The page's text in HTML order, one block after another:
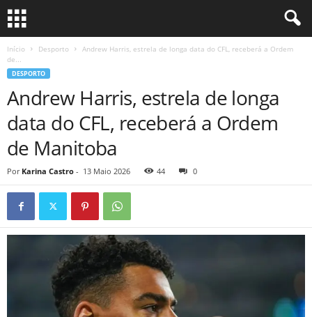
Início Desporto
Andrew Harris, estrela de longa data do CFL, receberá a Ordem
de...
DESPORTO
Andrew Harris, estrela de longa
data do CFL, receberá a Ordem
de Manitoba
Por Karina Castro - 13 Maio 2026 44 0